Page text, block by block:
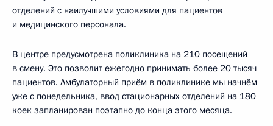
отделений с наилучшими условиями для пациентов
и медицинского персонала.
В центре предусмотрена поликлиника на 210 посещений
в смену. Это позволит ежегодно принимать более 20 тысяч
пациентов. Амбулаторный приём в поликлинике мы начнём
уже с понедельника, ввод стационарных отделений на 180
коек запланирован поэтапно до конца этого месяца.